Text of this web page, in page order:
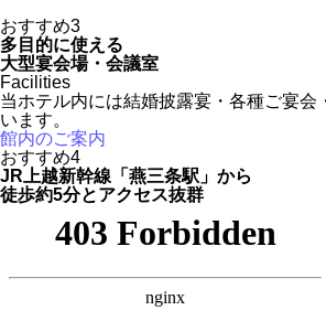
おすすめ3
多目的に使える
大型宴会場・会議室
Facilities
当ホテル内には結婚披露宴・各種ご宴
います。
館内のご案内
おすすめ4
JR上越新幹線「燕三条駅」から
徒歩約5分とアクセス抜群